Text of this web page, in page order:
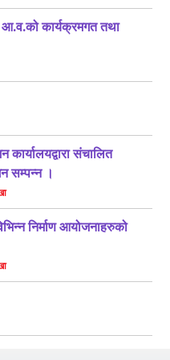
आ.व.को कार्यक्रमगत तथा
संचालित
सम्पन्न ।
निर्माण आयोजनाहरुको